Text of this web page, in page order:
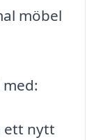
möbel
ett nytt